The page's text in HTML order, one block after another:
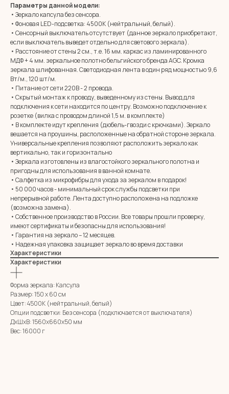
Параметры данной модели:
• Зеркало капсула без сенсора.
• Фоновая LED-подсветка: 4500К (нейтральный, белый).
• Сенсорный выключатель отсутствует (данное зеркало приобретают,
если выключатель выведет отдельно для светового зеркала).
• Расстояние от стены 2 см., т.е. 16 мм. каркас из ламинированного
МДФ + 4 мм. зеркальное полотно бельгийского бренда AGC. Кромка
зеркала шлифованная. Светодиодная лента в один ряд мощностью 9,6
Вт/м., 120 шт/м.
• Питание от сети 220В - 2 провода.
• Скрытый монтаж к проводу, выведенному из стены. Вывод для
подключения к сети находится по центру. Возможно подключение к
розетке (вилка с проводом длиной 1,5 м. в комплекте)
• В комплекте идут крепления (дюбель-гвозди с крючками). Зеркало
вешается на проушины, расположенные на обратной стороне зеркала.
Универсальные крепления позволяют расположить зеркало как
вертикально, так и горизонтально
• Зеркала изготовлены из влагостойкого зеркального полотна и
пригодны для использования в ванной комнате.
• Салфетка из микрофибры для ухода за зеркалом в подарок!
• 50 000 часов - минимальный срок службы подсветки при
непрерывной работе. Лента доступно расположена на подложке
(возможна замена).
• Собственное производство в России. Все товары прошли проверку,
имеют сертификаты и безопасны для использования!
• Гарантия на зеркало – 12 месяцев.
• Надежная упаковка защищает зеркало во время доставки
Характеристики
Характеристики
Форма зеркала: Капсула
Размер: 150 х 60 см
Цвет: 4500К (нейтральный, белый)
Опции подсветки: Без сенсора (подключается от выключателя)
ДxШxВ: 1560x660x50 мм
Вес: 16000 г
MIRROR ROOM
+7 (961) 595-72-73
E-mail:
Адрес: 350037, г. Краснодар,
х. им. Ленина, ДНТ Виктория,
ул. Казачья, д. 2А
zerkala@ksk23.ru
Остались вопросы?
Оставь заявку и мы с Вами свяжемся
Имя
Телефон
+7